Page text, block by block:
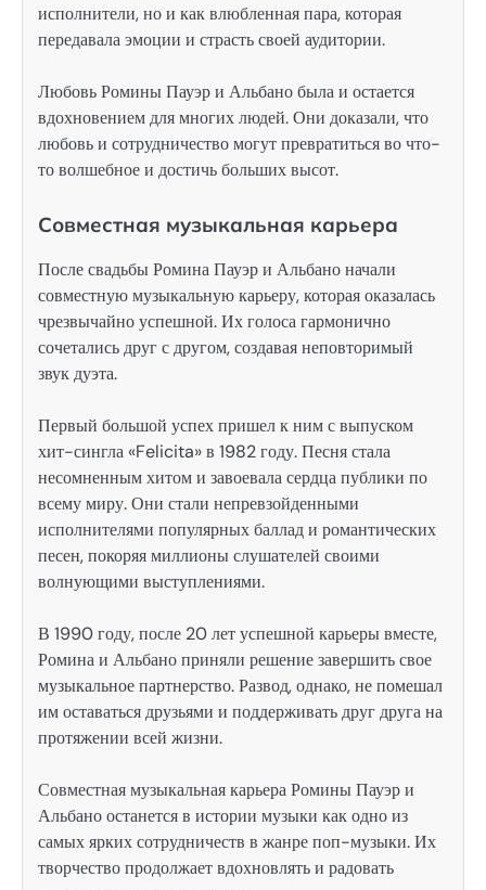
исполнители, но и как влюбленная пара, которая
передавала эмоции и страсть своей аудитории.
Любовь Ромины Пауэр и Альбано была и остается
вдохновением для многих людей. Они доказали, что
любовь и сотрудничество могут превратиться во что-
то волшебное и достичь больших высот.
Совместная музыкальная карьера
После свадьбы Ромина Пауэр и Альбано начали
совместную музыкальную карьеру, которая оказалась
чрезвычайно успешной. Их голоса гармонично
сочетались друг с другом, создавая неповторимый
звук дуэта.
Первый большой успех пришел к ним с выпуском
хит-сингла «Felicita» в 1982 году. Песня стала
несомненным хитом и завоевала сердца публики по
всему миру. Они стали непревзойденными
исполнителями популярных баллад и романтических
песен, покоряя миллионы слушателей своими
волнующими выступлениями.
В 1990 году, после 20 лет успешной карьеры вместе,
Ромина и Альбано приняли решение завершить свое
музыкальное партнерство. Развод, однако, не помешал
им оставаться друзьями и поддерживать друг друга на
протяжении всей жизни.
Совместная музыкальная карьера Ромины Пауэр и
Альбано останется в истории музыки как одно из
самых ярких сотрудничеств в жанре поп-музыки. Их
творчество продолжает вдохновлять и радовать